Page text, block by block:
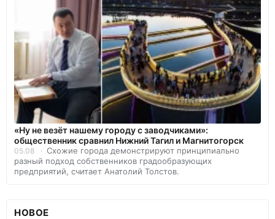
«Ну не везёт нашему городу с заводчиками»:
общественник сравнил Нижний Тагил и Магнитогорск
05.08
Схожие города демонстрируют принципиально
разный подход собственников градообразующих
предприятий, считает Анатолий Толстов.
НОВОЕ